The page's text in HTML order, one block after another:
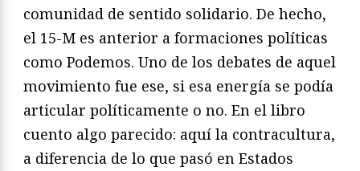
comunidad de sentido solidario. De hecho,
el 15-M es anterior a formaciones políticas
como Podemos. Uno de los debates de aquel
movimiento fue ese, si esa energía se podía
articular políticamente o no. En el libro
cuento algo parecido: aquí la contracultura,
a diferencia de lo que pasó en Estados